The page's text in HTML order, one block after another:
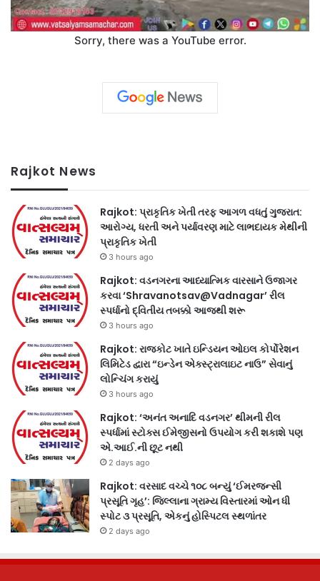
Sorry, there was a YouTube error.
Rajkot News
Rajkot: પ્રાકૃતિક ખેતી તરફ આગળ વધતું ગુજરાત:
આરોગ્ય, ધરતી અને પર્યાવરણ માટે લાભદાયક મેથીની
પ્રાકૃતિક ખેતી
3 hours ago
Rajkot: વડનગરના આધ્યાત્મિક વારસાને ઉજાગર
કરવા ‘Shravanotsav@Vadnagar’ રીલ
સ્પર્ધાનો દ્વિતીય તબક્કો આજથી શરૂ
3 hours ago
Rajkot: રાજકોટ ખાતે ઇન્ડિયન ઓઇલ કોર્પોરેશન
લિમિટેડ દ્વારા “ઇન્ડેન એક્સ્ટ્રાલાઇટ નાઉ” સેવાનું
લોન્ચિંગ કરાયું
3 hours ago
Rajkot: ‘અનંત અનાદિ વડનગર’ થીમની રીલ
સ્પર્ધામાં સ્ટોક્સ ઈમેજીસનો ઉપયોગ કરી શકાશે પણ
એ.આઈ.ની છૂટ નથી
2 days ago
Rajkot: વરસાદ વચ્ચે ૧૦૮ બન્યું ‘ઈમરજન્સી
પ્રસૂતિ ગૃહ’: જિલ્લાના ગ્રામ્ય વિસ્તારમાં ઓન ધી
સ્પોટ ૩ પ્રસૂતિ, એકનું હોસ્પિટલ સ્થળાંતર
2 days ago